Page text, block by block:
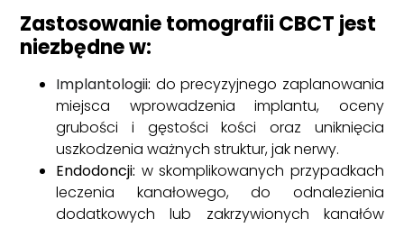
Zastosowanie tomografii CBCT jest
niezbędne w:
Implantologii: do precyzyjnego zaplanowania
miejsca wprowadzenia implantu, oceny
grubości i gęstości kości oraz uniknięcia
uszkodzenia ważnych struktur, jak nerwy.
Endodoncji: w skomplikowanych przypadkach
leczenia kanałowego, do odnalezienia
dodatkowych lub zakrzywionych kanałów